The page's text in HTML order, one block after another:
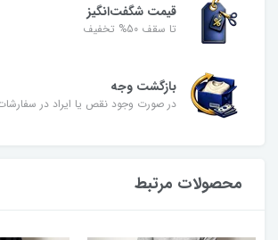
قیمت شگفت‌انگیز
تا سقف 50% تخفیف
بازگشت وجه
در صورت وجود نقص یا ایراد در
محصولات مرتبط